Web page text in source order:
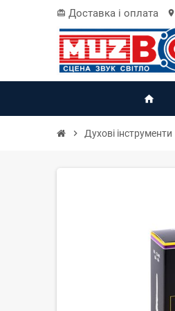
card_giftcard Доставка і оплата location_on
home
chevron_right Духові інструменти